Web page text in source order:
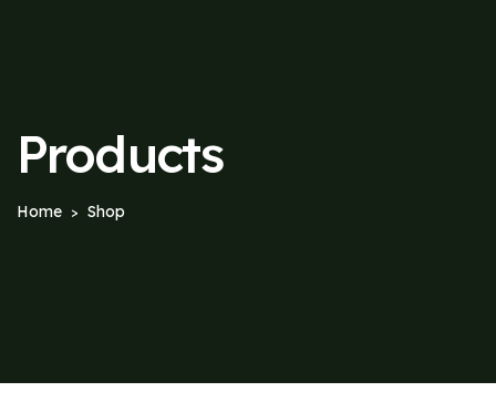
Products
Home > Shop